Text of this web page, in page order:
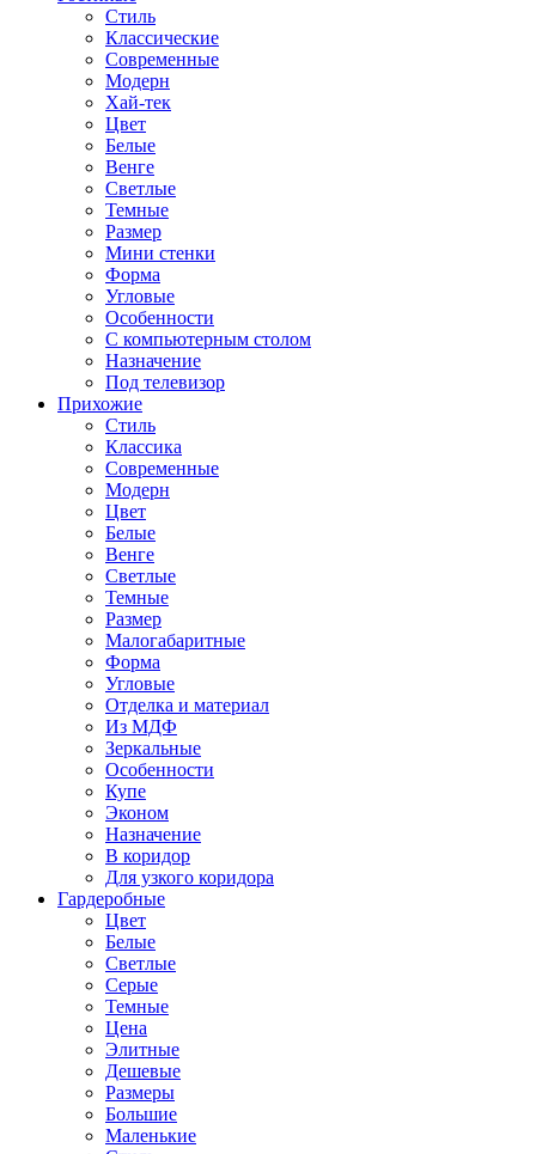
Стиль
Классические
Современные
Модерн
Хай-тек
Цвет
Белые
Венге
Светлые
Темные
Размер
Мини стенки
Форма
Угловые
Особенности
С компьютерным столом
Назначение
Под телевизор
Прихожие
Стиль
Классика
Современные
Модерн
Цвет
Белые
Венге
Светлые
Темные
Размер
Малогабаритные
Форма
Угловые
Отделка и материал
Из МДФ
Зеркальные
Особенности
Купе
Эконом
Назначение
В коридор
Для узкого коридора
Гардеробные
Цвет
Белые
Светлые
Серые
Темные
Цена
Элитные
Дешевые
Размеры
Большие
Маленькие